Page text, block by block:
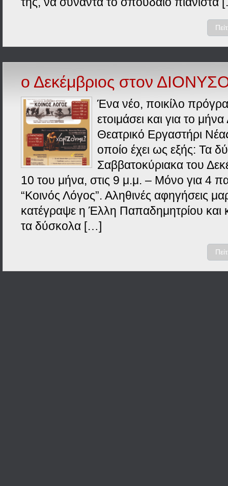
ο Δεκέμβριος στον
Ένα νέο, ποικίλο
ετοιμάσει και για το
Θεατρικό Εργαστήρι
οποίο έχει ως εξής: Τα
Σαββατοκύριακα του
10 του μήνα, στις 9 μ.μ. – Μόνο για 4
“Κοινός Λόγος”. Αληθινές αφηγήσεις
κατέγραψε η Έλλη Παπαδημητρίου και
τα δύσκολα […]